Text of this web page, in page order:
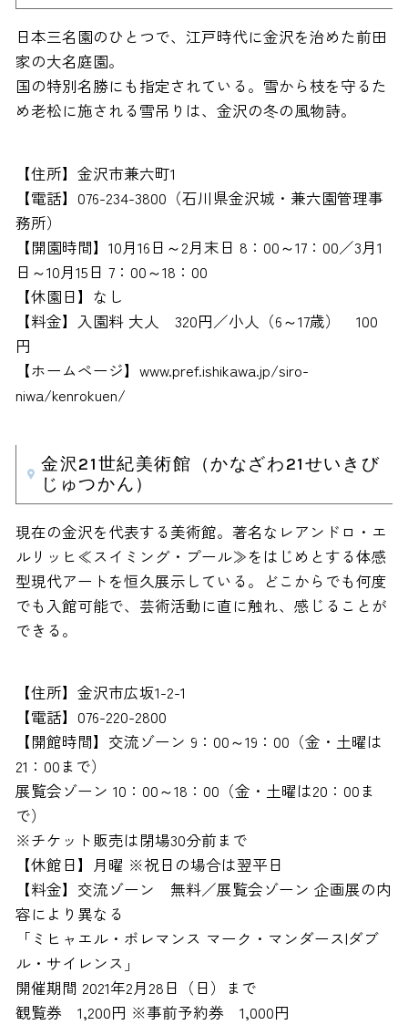
日本三名園のひとつで、江戸時代に金沢を治めた前田
家の大名庭園。
国の特別名勝にも指定されている。雪から枝を守るた
め老松に施される雪吊りは、金沢の冬の風物詩。
【住所】金沢市兼六町1
【電話】076-234-3800（石川県金沢城・兼六園管理事
務所）
【開園時間】10月16日～2月末日 8：00～17：00／3月1
日～10月15日 7：00～18：00
【休園日】なし
【料金】入園料 大人 320円／小人（6～17歳） 100
円
【ホームページ】www.pref.ishikawa.jp/siro-
niwa/kenrokuen/
金沢21世紀美術館（かなざわ21せいきび
じゅつかん）
現在の金沢を代表する美術館。著名なレアンドロ・エ
ルリッヒ≪スイミング・プール≫をはじめとする体感
型現代アートを恒久展示している。どこからでも何度
でも入館可能で、芸術活動に直に触れ、感じることが
できる。
【住所】金沢市広坂1-2-1
【電話】076-220-2800
【開館時間】交流ゾーン 9：00～19：00（金・土曜は
21：00まで）
展覧会ゾーン 10：00～18：00（金・土曜は20：00ま
で）
※チケット販売は閉場30分前まで
【休館日】月曜 ※祝日の場合は翌平日
【料金】交流ゾーン 無料／展覧会ゾーン 企画展の内
容により異なる
「ミヒャエル・ボレマンス マーク・マンダース|ダブ
ル・サイレンス」
開催期間 2021年2月28日（日）まで
観覧券 1,200円 ※事前予約券 1,000円